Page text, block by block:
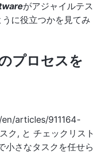
がアジャイルテス
に役立つかを見てみ
プロセスを
articles/911164-
ク , と チェックリスト
小さなタスクを任せら